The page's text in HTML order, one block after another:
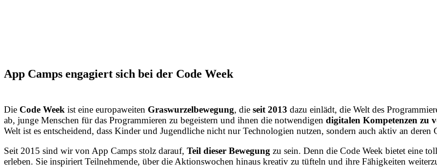
App Camps engagiert sich bei der Code Week
Die Code Week ist eine europaweiten Graswurzelbewegung, die seit 2013 dazu einlädt, die Welt des
ab, junge Menschen für das Programmieren zu begeistern und ihnen die notwendigen digitalen Kompetenzen zu
Welt ist es entscheidend, dass Kinder und Jugendliche nicht nur Technologien nutzen, sondern auch aktiv an deren
Seit 2015 sind wir von App Camps stolz darauf, Teil dieser Bewegung zu sein. Denn die Code Week bietet eine
erleben. Sie inspiriert Teilnehmende, über die Aktionswochen hinaus kreativ zu tüfteln und ihre Fähigkeiten